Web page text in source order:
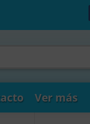
Ver más